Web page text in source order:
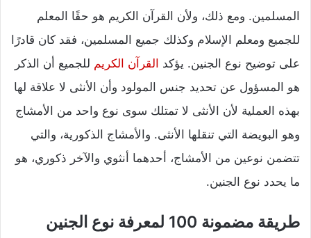
المسلمين. ومع ذلك، ولأن القرآن الكريم هو حقًا المعلم
للجميع ومعلم الإسلام وكذلك جميع المسلمين، فقد كان قادرًا
على توضيح نوع الجنين. يؤكد القرآن الكريم للجميع أن الذكر
هو المسؤول عن تحديد جنس المولود وأن الأنثى لا علاقة لها
بهذه العملية لأن الأنثى لا تمتلك سوى نوع واحد من الأمشاج
وهو البويضة التي تنقلها الأنثى. والأمشاج الذكورية، والتي
تتضمن نوعين من الأمشاج، أحدهما أنثوي والآخر ذكوري، هو
ما يحدد نوع الجنين.
طريقة مضمونة 100 لمعرفة نوع الجنين